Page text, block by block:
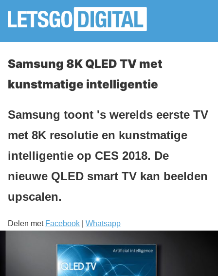
Samsung 8K QLED TV met
kunstmatige intelligentie
Samsung toont 's werelds eerste TV
met 8K resolutie en kunstmatige
intelligentie op CES 2018. De
nieuwe QLED smart TV kan beelden
upscalen.
Delen met Facebook Whatsapp